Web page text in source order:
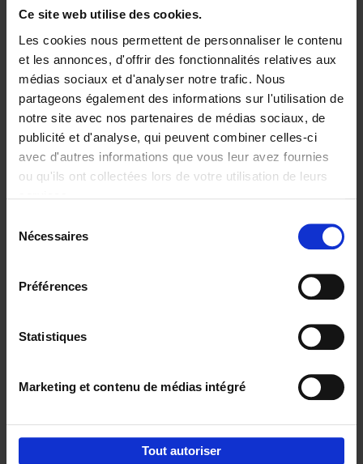
Ce site web utilise des cookies.
Les cookies nous permettent de personnaliser le contenu
et les annonces, d'offrir des fonctionnalités relatives aux
médias sociaux et d'analyser notre trafic. Nous
partageons également des informations sur l'utilisation de
notre site avec nos partenaires de médias sociaux, de
publicité et d'analyse, qui peuvent combiner celles-ci
avec d'autres informations que vous leur avez fournies
ou qu'ils ont collectées lors de votre utilisation de leurs
Nécessaires
Préférences
Statistiques
Marketing et contenu de médias intégré
Tout autoriser
Building Bonds = Building
Business
Jochen Roef Jozefien De Feyter
Carolien Boom
Couverture souple
2025 200
€29,99
Digital marketing like a PRO -
completely revised edition (EN)